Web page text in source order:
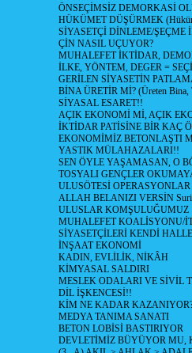
ÖNSEÇİMSİZ DEMORKASİ
HÜKÜMET DÜŞÜRMEK
SİYASETÇİ DİNLEME/ŞEÇME
ÇİN NASIL UÇUYOR?
MUHALEFET İKTİDAR,
İLKE, YÖNTEM, DEGER =
GERİLEN SİYASETİN
BİNA ÜRETİR Mİ? (Üreten Bina,
SİYASAL ESARET!!
AÇIK EKONOMİ Mİ, AÇIK
İKTİDAR PATİSİNE BİR KAÇ
EKONOMİMİZ BETONLAŞTI
YASTIK MÜLAHAZALARI!!
SEN ÖYLE YAŞAMASAN, O
TOSYALI GENÇLER
ULUSÖTESİ OPERASYONLAR
ALLAH BELANIZI VERSİN
ULUSLAR KOMŞULUĞUMUZ
MUHALEFET KOALİSYONU/
SİYASETÇİLERİ KENDİ
İNŞAAT EKONOMİ
KADIN, EVLİLİK, NİKÂH
KİMYASAL SALDIRI
MESLEK ODALARI VE SİVİL
DİL İŞKENCESİ!!
KİM NE KADAR
MEDYA TANIMA SANATI
BETON LOBİSİ BASTIRIYOR
DEVLETİMİZ BÜYÜYOR MU,